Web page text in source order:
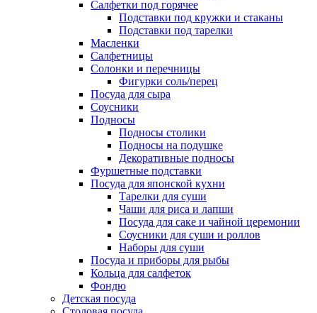
Салфетки под горячее
Подставки под кружки и стаканы
Подставки под тарелки
Масленки
Салфетницы
Солонки и перечницы
Фигурки соль/перец
Посуда для сыра
Соусники
Подносы
Подносы столики
Подносы на подушке
Декоративные подносы
Фуршетные подставки
Посуда для японской кухни
Тарелки для суши
Чаши для риса и лапши
Посуда для саке и чайной церемонии
Соусники для суши и роллов
Наборы для суши
Посуда и приборы для рыбы
Кольца для салфеток
Фондю
Детская посуда